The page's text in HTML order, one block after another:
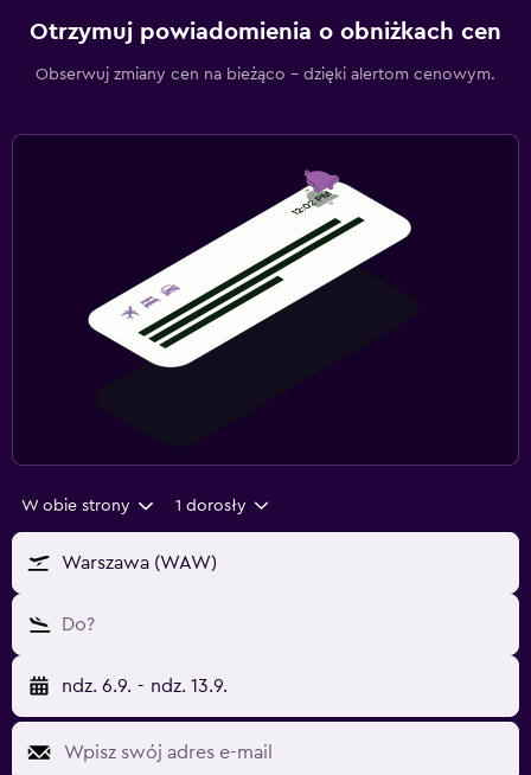
Otrzymuj powiadomienia o obniżkach cen
Obserwuj zmiany cen na bieżąco – dzięki alertom cenowym.
W obie strony 1 dorosły
Warszawa (WAW)
Do?
ndz. 6.9. - ndz. 13.9.